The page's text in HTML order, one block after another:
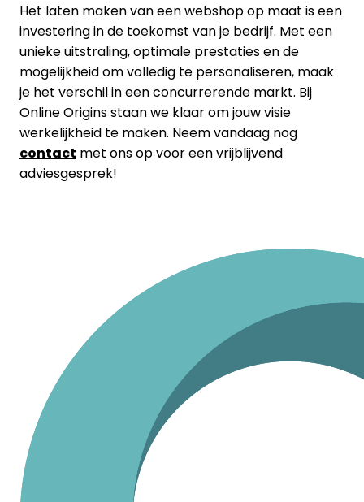
Het laten maken van een webshop op maat is een
investering in de toekomst van je bedrijf. Met een
unieke uitstraling, optimale prestaties en de
mogelijkheid om volledig te personaliseren, maak
je het verschil in een concurrerende markt. Bij
Online Origins staan we klaar om jouw visie
werkelijkheid te maken. Neem vandaag nog
contact met ons op voor een vrijblijvend
adviesgesprek!